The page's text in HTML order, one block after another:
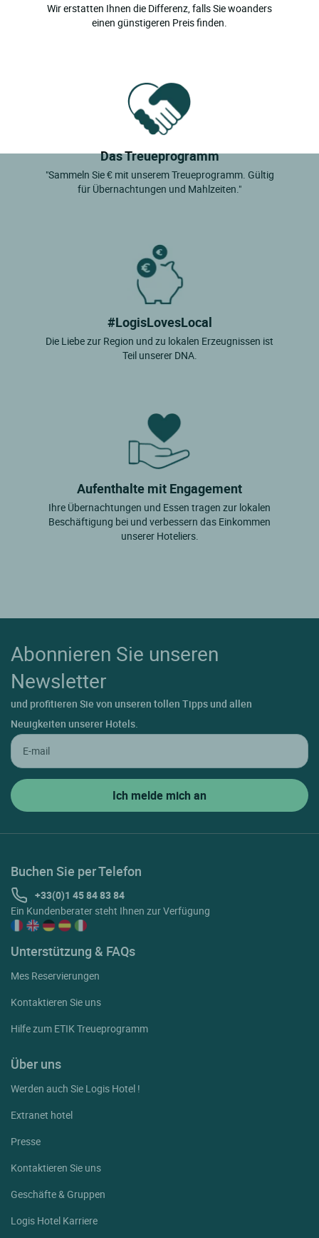
Wir erstatten Ihnen die Differenz, falls Sie woanders
einen günstigeren Preis finden.
Das Treueprogramm
"Sammeln Sie € mit unserem Treueprogramm. Gültig
für Übernachtungen und Mahlzeiten."
#LogisLovesLocal
Die Liebe zur Region und zu lokalen Erzeugnissen ist
Teil unserer DNA.
Aufenthalte mit Engagement
Ihre Übernachtungen und Essen tragen zur lokalen
Beschäftigung bei und verbessern das Einkommen
unserer Hoteliers.
Abonnieren Sie unseren
Newsletter
und profitieren Sie von unseren tollen Tipps und allen
Neuigkeiten unserer Hotels.
Buchen Sie per Telefon
+33(0)1 45 84 83 84
Ein Kundenberater steht Ihnen zur Verfügung
Unterstützung & FAQs
Mes Reservierungen
Kontaktieren Sie uns
Hilfe zum ETIK Treueprogramm
Über uns
Werden auch Sie Logis Hotel !
Extranet hotel
Presse
Kontaktieren Sie uns
Geschäfte & Gruppen
Logis Hotel Karriere